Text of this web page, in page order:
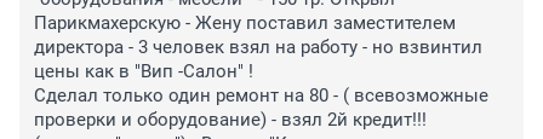
Парикмахерскую - Жену поставил заместителем
директора - 3 человек взял на работу - но взвинтил
цены как в "Вип -Салон" !
Сделал только один ремонт на 80 - ( всевозможные
проверки и оборудование) - взял 2й кредит!!!